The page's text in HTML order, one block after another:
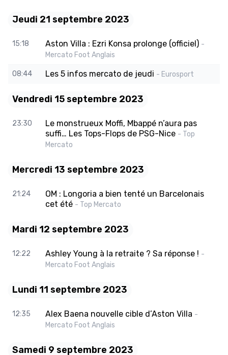
Jeudi 21 septembre 2023
15:18 Aston Villa : Ezri Konsa prolonge (officiel) -
Mercato Foot Anglais
08:44 Les 5 infos mercato de jeudi - Eurosport
Vendredi 15 septembre 2023
23:30
Le monstrueux Moffi, Mbappé n’aura pas
suffi… Les Tops-Flops de PSG-Nice - Top
Mercato
Mercredi 13 septembre 2023
21:24
OM : Longoria a bien tenté un Barcelonais
cet été - Top Mercato
Mardi 12 septembre 2023
12:22 Ashley Young à la retraite ? Sa réponse ! -
Mercato Foot Anglais
Lundi 11 septembre 2023
12:35 Alex Baena nouvelle cible d’Aston Villa -
Mercato Foot Anglais
Samedi 9 septembre 2023